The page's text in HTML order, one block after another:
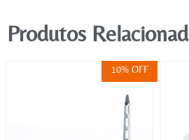
Produtos
10% OFF